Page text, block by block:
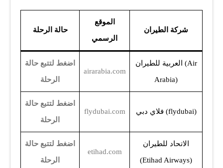
حالة الرحلة
الموقع
الرسمي
شركة الطيران
اضغط لتتبع حالة
الرحلة
airarabia.com
العربية للطيران (Air
Arabia)
اضغط لتتبع حالة
الرحلة
flydubai.com فلاي دبي (flydubai)
اضغط لتتبع حالة
الرحلة
etihad.com
الاتحاد للطيران
(Etihad Airways)